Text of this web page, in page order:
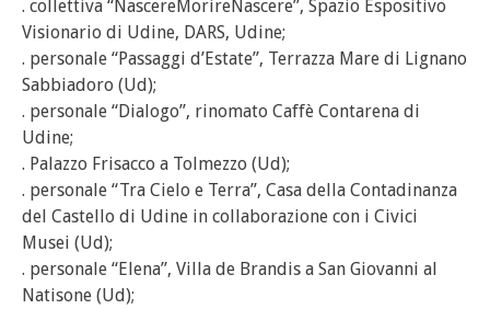
. collettiva “NascereMorireNascere”, Spazio Espositivo
Visionario di Udine, DARS, Udine;
. personale “Passaggi d’Estate”, Terrazza Mare di Lignano
Sabbiadoro (Ud);
. personale “Dialogo”, rinomato Caffè Contarena di
Udine;
. Palazzo Frisacco a Tolmezzo (Ud);
. personale “Tra Cielo e Terra”, Casa della Contadinanza
del Castello di Udine in collaborazione con i Civici
Musei (Ud);
. personale “Elena”, Villa de Brandis a San Giovanni al
Natisone (Ud);